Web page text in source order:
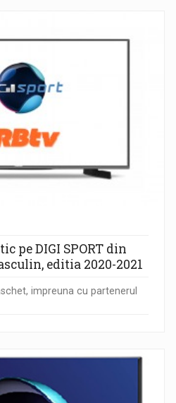
pe DIGI SPORT din
editia 2020-2021
impreuna cu partenerul